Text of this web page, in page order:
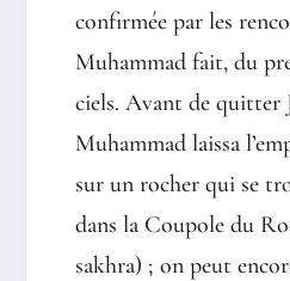
confirmée par les
Muhammad fait, du
ciels. Avant de quitter
Muhammad laissa
sur un rocher qui se
dans la Coupole du
sakhra) ; on peut